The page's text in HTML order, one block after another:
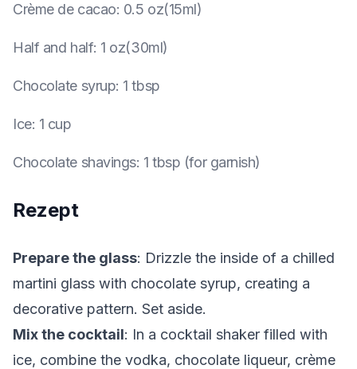
Crème de cacao: 0.5 oz(15ml)
Half and half: 1 oz(30ml)
Chocolate syrup: 1 tbsp
Ice: 1 cup
Chocolate shavings: 1 tbsp (for garnish)
Rezept
Prepare the glass: Drizzle the inside of a chilled
martini glass with chocolate syrup, creating a
decorative pattern. Set aside.
Mix the cocktail: In a cocktail shaker filled with
ice, combine the vodka, chocolate liqueur, crème